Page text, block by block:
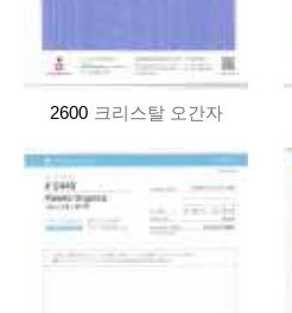
2600 크리스탈 오간자